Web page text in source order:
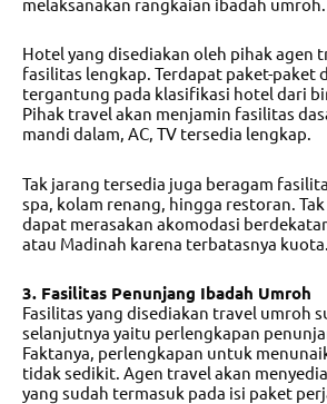
Hotel yang disediakan oleh pihak agen
fasilitas lengkap. Terdapat paket-paket
tergantung pada klasifikasi hotel dari
Pihak travel akan menjamin fasilitas
mandi dalam, AC, TV tersedia lengkap.
Tak jarang tersedia juga beragam
spa, kolam renang, hingga restoran.
dapat merasakan akomodasi
atau Madinah karena terbatasnya kuota.
3. Fasilitas Penunjang Ibadah Umroh
Fasilitas yang disediakan travel umroh
selanjutnya yaitu perlengkapan
Faktanya, perlengkapan untuk
tidak sedikit. Agen travel akan
yang sudah termasuk pada isi paket